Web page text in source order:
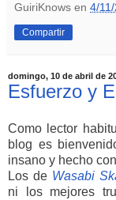
GuiriKnows en 4/11/
Compartir
domingo, 10 de abril de
Esfuerzo y
Como lector
blog es
insano y hecho
Los de Wasabi
ni los mejores